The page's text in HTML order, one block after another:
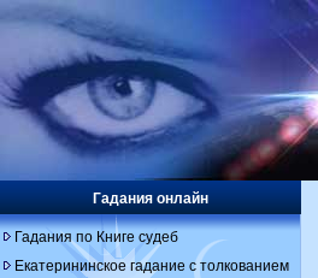
Гадания онлайн
Гадания по Книге судеб
Екатерининское гадание с толкованием